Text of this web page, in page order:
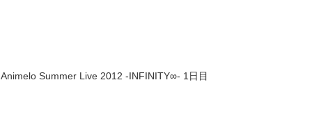
Animelo Summer Live 2012 -INFINITY∞- 1日目